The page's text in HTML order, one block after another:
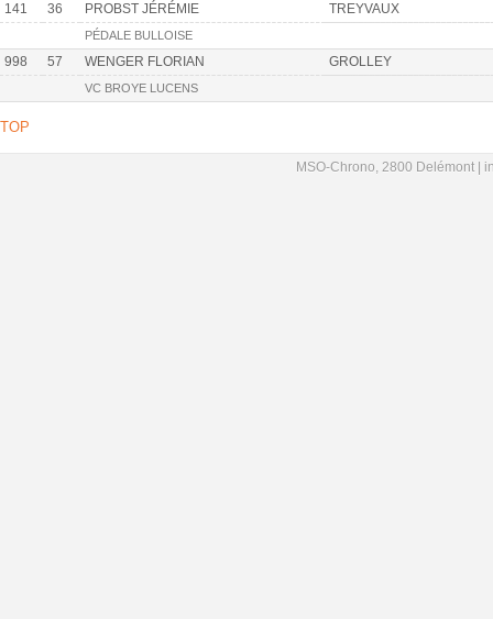
141 36 PROBST JÉRÉMIE TREYVAUX
PÉDALE BULLOISE
998 57 WENGER FLORIAN GROLLEY
VC BROYE LUCENS
TOP
MSO-Chrono, 2800 Delémont |